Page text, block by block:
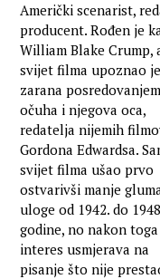
Američki scenarist,
producent. Rođen je
William Blake Crump,
svijet filma upoznao je
zarana posredovanjem
očuha i njegova oca,
redatelja nijemih
Gordona Edwardsa.
svijet filma ušao prvo
ostvarivši manje
uloge od 1942. do
godine, no nakon toga
interes usmjerava na
pisanje što nije